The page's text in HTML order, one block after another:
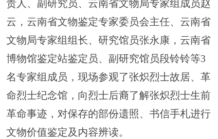
责人、副研究员、云南省文物局专家组成员赵
云 ， 云南省文物鉴定专家委员会主任、云南省
文物局专家组组长、研究馆员张永康 ， 云南省
博物馆鉴定站鉴定员、副研究馆员段铃铃等3
名专家组成员 ，现场参观了张炽烈士故居、 革
命烈士纪念馆，向烈士后裔了解张炽烈士生前
革命事迹，对保存的部份遗照、书信手札进行
文物价值鉴定及内容辨读。